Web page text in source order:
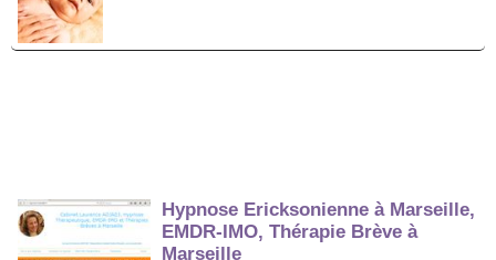
Hypnose Ericksonienne à Marseille,
EMDR-IMO, Thérapie Brève à
Marseille